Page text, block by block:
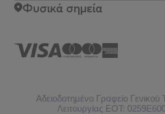
Φυσικά σημεία
Αδειοδοτημένο Γραφείο
Λειτουργίας ΕΟΤ: